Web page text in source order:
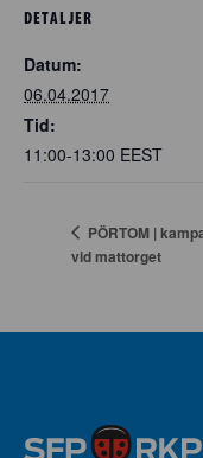
DETALJER
Datum:
06.04.2017
Tid:
11:00-13:00 EEST
PÖRTOM |
vid mattorget